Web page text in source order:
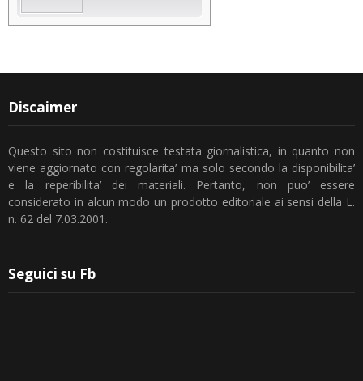
Discaimer
Questo sito non costituisce testata giornalistica, in quanto non
viene aggiornato con regolarita’ ma solo secondo la disponibilita’
e la reperibilita’ dei materiali. Pertanto, non puo’ essere
considerato in alcun modo un prodotto editoriale ai sensi della L.
n. 62 del 7.03.2001.
Seguici su Fb